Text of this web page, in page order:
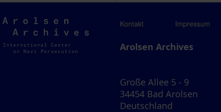
Arolsen
Archives
Kontakt Impressum
Arolsen Archives
Große Allee 5 - 9
34454 Bad Arolsen
Deutschland